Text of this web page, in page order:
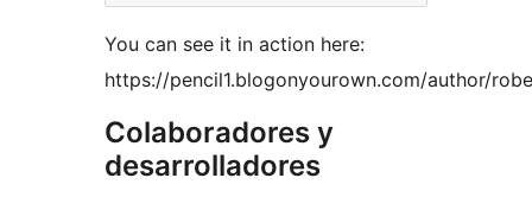
You can see it in action here:
https://pencil1.blogonyourown.com/author/
Colaboradores y
desarrolladores